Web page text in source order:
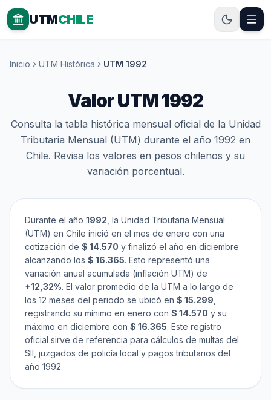
UTMCHILE
Inicio UTM Histórica UTM 1992
Valor UTM 1992
Consulta la tabla histórica mensual oficial de la Unidad
Tributaria Mensual (UTM) durante el año 1992 en
Chile. Revisa los valores en pesos chilenos y su
variación porcentual.
Durante el año 1992 , la Unidad Tributaria Mensual
(UTM) en Chile inició en el mes de enero con una
cotización de $ 14.570 y finalizó el año en diciembre
alcanzando los $ 16.365. Esto representó una
variación anual acumulada (inflación UTM) de
+12,32%. El valor promedio de la UTM a lo largo de
los 12 meses del periodo se ubicó en $ 15.299
registrando su mínimo en enero con $ 14.570 y su
máximo en diciembre con $ 16.365. Este registro
oficial sirve de referencia para cálculos de multas del
SII, juzgados de policía local y pagos tributarios del
año 1992.